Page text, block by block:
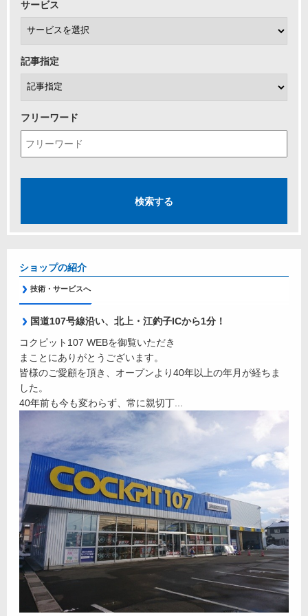
サービス
記事指定
フリーワード
ショップの紹介
技術・サービスへ
国道107号線沿い、北上・江釣子ICから1分！
コクピット107 WEBを御覧いただき
まことにありがとうございます。
皆様のご愛顧を頂き、オープンより40年以上の年月が経ちま
した。
40年前も今も変わらず、常に親切丁...